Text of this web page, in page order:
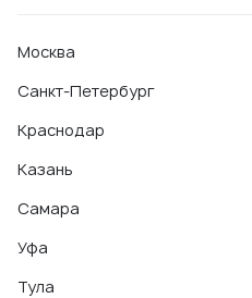
Москва
Санкт-Петербург
Краснодар
Казань
Самара
Уфа
Тула